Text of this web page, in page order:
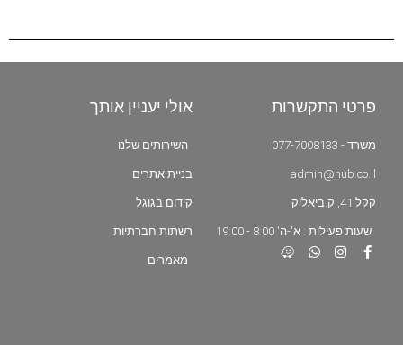
פרטי התקשרות
משרד - 077-7008133
admin@hub.co.il
קקל 41, ק.ביאליק
שעות פעילות : א'-ה' 8:00 - 19:00
אולי יעניין אותך
השירותים שלנו
בניית אתרים
קידום בגוגל
רשתות חברתיות
מאמרים